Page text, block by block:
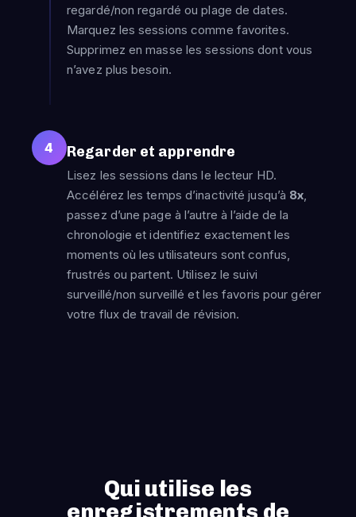
regardé/non regardé ou plage de dates.
Marquez les sessions comme favorites.
Supprimez en masse les sessions dont vous
n’avez plus besoin.
4 Regarder et apprendre
Lisez les sessions dans le lecteur HD.
Accélérez les temps d’inactivité jusqu’à 8x,
passez d’une page à l’autre à l’aide de la
chronologie et identifiez exactement les
moments où les utilisateurs sont confus,
frustrés ou partent. Utilisez le suivi
surveillé/non surveillé et les favoris pour gérer
votre flux de travail de révision.
Qui utilise les